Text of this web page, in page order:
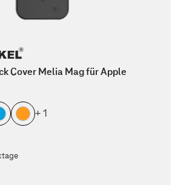
Cover Melia Mag für Apple
+ 1